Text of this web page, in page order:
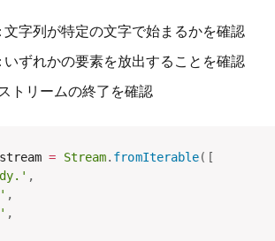
: 文字列が特定の文字で始まるかを確認
: いずれかの要素を放出することを確認
トリームの終了を確認
= Stream. fromIterable( [
,
,
,